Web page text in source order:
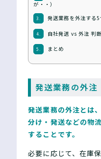
が・・）
3. 発送業務を外注する
4. 自社発送 vs 外注 判
5. まとめ
発送業務の外注
発送業務の外注とは
分け・発送などの物
することです。
必要に応じて、在庫